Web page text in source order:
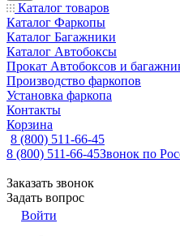
Каталог товаров
Каталог Фаркопы
Каталог Багажники
Каталог Автобоксы
Прокат Автобоксов и
Производство фаркопов
Установка фаркопа
Контакты
Корзина
8 (800) 511-66-45
8 (800) 511-66-45Звонок по
Заказать звонок
Задать вопрос
Войти